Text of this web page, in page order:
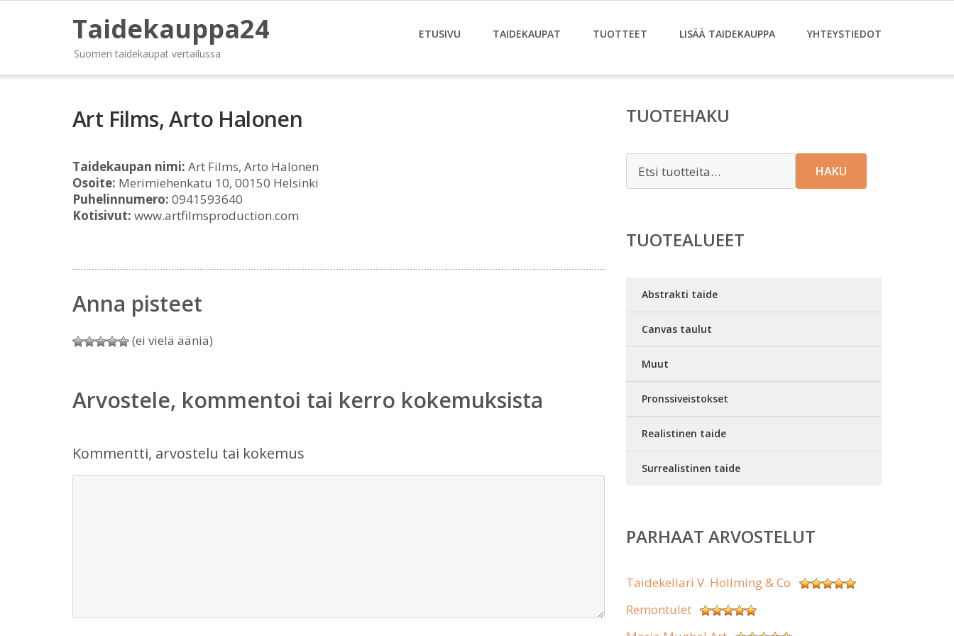
Taidekauppa24
Suomen taidekaupat vertailussa
ETUSIVU TAIDEKAUPAT TUOTTEET LISÄÄ TAIDEKAUPPA YHTEYSTIEDOT
Art Films, Arto Halonen
Taidekaupan nimi: Art Films, Arto Halonen
Osoite: Merimiehenkatu 10, 00150 Helsinki
Puhelinnumero: 0941593640
Kotisivut: www.artfilmsproduction.com
Anna pisteet
(ei vielä ääniä)
Arvostele, kommentoi tai kerro kokemuksista
Kommentti, arvostelu tai kokemus
TUOTEHAKU
HAKU
TUOTEALUEET
Abstrakti taide
Canvas taulut
Muut
Pronssiveistokset
Realistinen taide
Surrealistinen taide
PARHAAT ARVOSTELUT
Taidekellari V. Hollming & Co
Remontulet